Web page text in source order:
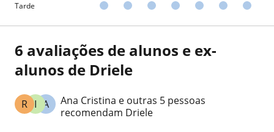
Tarde
6 avaliações de alunos e ex-
alunos de Driele
A
I
R
Ana Cristina e outras 5 pessoas
recomendam Driele